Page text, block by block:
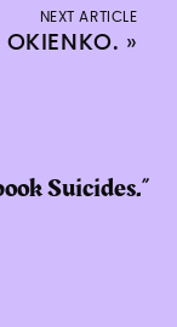
NEXT ARTICLE
OKIENKO. »
Suicides.”